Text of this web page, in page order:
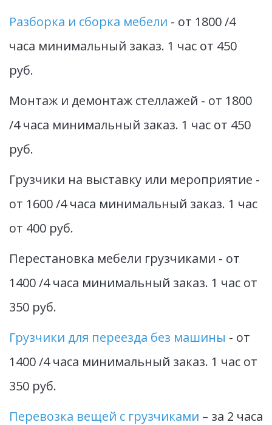
Разборка и сборка мебели - от 1800 /4
часа минимальный заказ. 1 час от 450
руб.
Монтаж и демонтаж стеллажей - от 1800
/4 часа минимальный заказ. 1 час от 450
руб.
Грузчики на выставку или мероприятие -
от 1600 /4 часа минимальный заказ. 1 час
от 400 руб.
Перестановка мебели грузчиками - от
1400 /4 часа минимальный заказ. 1 час от
350 руб.
Грузчики для переезда без машины - от
1400 /4 часа минимальный заказ. 1 час от
350 руб.
Перевозка вещей с грузчиками – за 2 часа